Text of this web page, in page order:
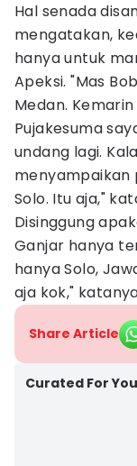
Hal senada
mengatakan,
hanya untuk
Apeksi. "Mas
Medan.
Pujakesuma
undang lagi.
menyampaikan
Solo. Itu aja,"
Disinggung
Ganjar hanya
hanya Solo,
aja kok,"
Share Article
Curated For You